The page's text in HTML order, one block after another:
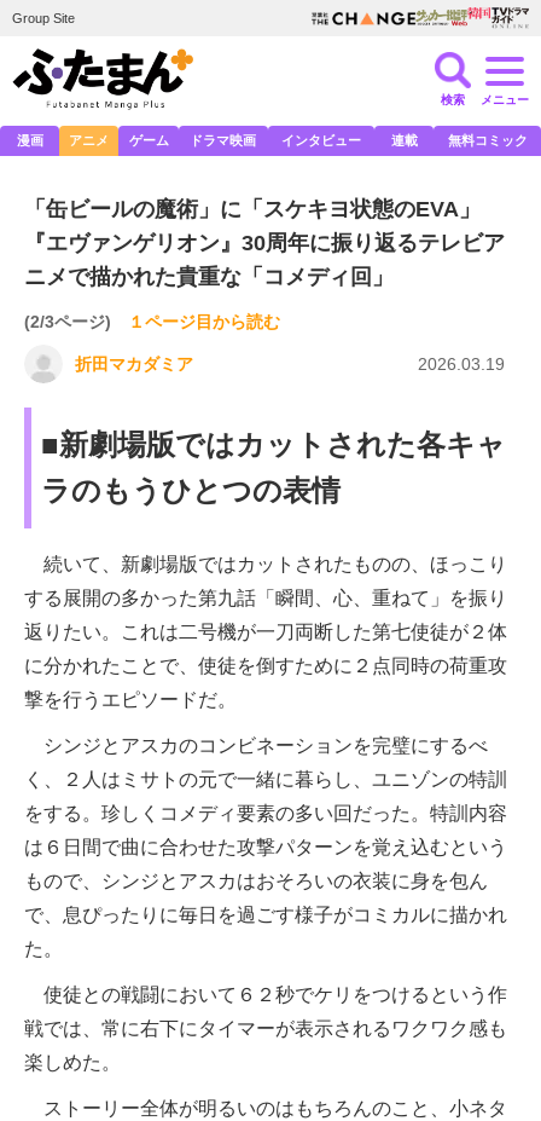
Group Site
検索 メニュー
漫画 アニメ ゲーム ドラマ映画 インタビュー 連載 無料コミック
「缶ビールの魔術」に「スケキヨ状態のEVA」
『エヴァンゲリオン』30周年に振り返るテレビア
ニメで描かれた貴重な「コメディ回」
(2/3ページ) １ページ目から読む
折田マカダミア 2026.03.19
■新劇場版ではカットされた各キャ
ラのもうひとつの表情
続いて、新劇場版ではカットされたものの、ほっこり
する展開の多かった第九話「瞬間、心、重ねて」を振り
返りたい。これは二号機が一刀両断した第七使徒が２体
に分かれたことで、使徒を倒すために２点同時の荷重攻
撃を行うエピソードだ。
シンジとアスカのコンビネーションを完璧にするべ
く、２人はミサトの元で一緒に暮らし、ユニゾンの特訓
をする。珍しくコメディ要素の多い回だった。特訓内容
は６日間で曲に合わせた攻撃パターンを覚え込むという
もので、シンジとアスカはおそろいの衣装に身を包ん
で、息ぴったりに毎日を過ごす様子がコミカルに描かれ
た。
使徒との戦闘において６２秒でケリをつけるという作
戦では、常に右下にタイマーが表示されるワクワク感も
楽しめた。
ストーリー全体が明るいのはもちろんのこと、小ネタ